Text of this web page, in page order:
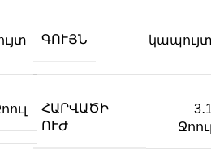
ԳՈՒՅՆ
ՀԱՐՎԱԾԻ
ՈՒԺ